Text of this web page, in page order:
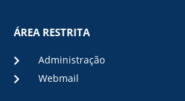
ÁREA RESTRITA
Administração
Webmail